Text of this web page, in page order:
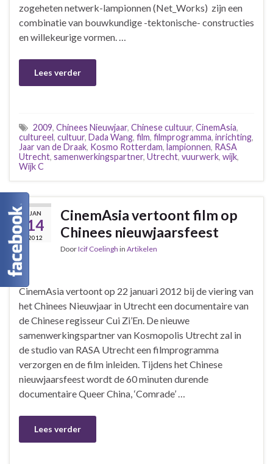
zogeheten netwerk-lampionnen (Net_Works) zijn een
combinatie van bouwkundige -tektonische- constructies
en willekeurige vormen. …
Lees verder
2009, Chinees Nieuwjaar, Chinese cultuur, CinemAsia,
cultureel, cultuur, Dada Wang, film, filmprogramma, inrichting,
Jaar van de Draak, Kosmo Rotterdam, lampionnen, RASA
Utrecht, samenwerkingspartner, Utrecht, vuurwerk, wijk,
Wijk C
JAN
14
2012
CinemAsia vertoont film op
Chinees nieuwjaarsfeest
DoorIcif Coelingh in Artikelen
CinemAsia vertoont op 22 januari 2012 bij de viering van
het Chinees Nieuwjaar in Utrecht een documentaire van
de Chinese regisseur Cui Zi’En. De nieuwe
samenwerkingspartner van Kosmopolis Utrecht zal in
de studio van RASA Utrecht een filmprogramma
verzorgen en de film inleiden. Tijdens het Chinese
nieuwjaarsfeest wordt de 60 minuten durende
documentaire Queer China, ‘Comrade’ …
Lees verder